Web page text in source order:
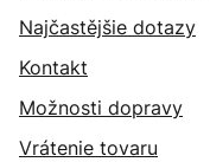
Najčastějšie dotazy
Kontakt
Možnosti dopravy
Vrátenie tovaru